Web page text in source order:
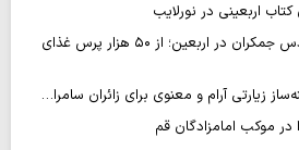
کارنامه موکب مسجد مقدس جمکران در اربعین؛ از ۵۰ هزار پرس غذای
زیارتی آرام و معنوی برای زائران سامرا…